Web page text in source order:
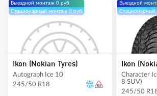
Выездной монтаж 0 руб
Стационарный монтаж 0 руб
Ikon (Nokian Tyres)
Autograph Ice 10
245/50 R18
Выездной
Ikon
Character
8 SUV)
245/50